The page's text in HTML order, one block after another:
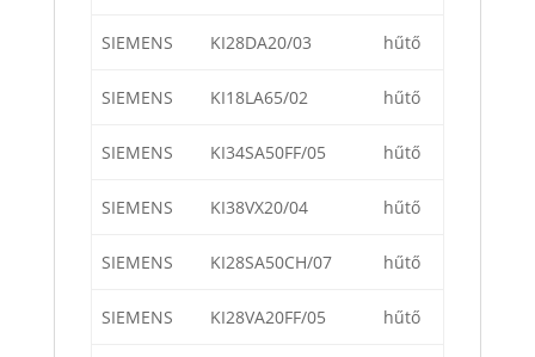
SIEMENS KI28DA20/03 hűtő
SIEMENS KI18LA65/02 hűtő
SIEMENS KI34SA50FF/05 hűtő
SIEMENS KI38VX20/04 hűtő
SIEMENS KI28SA50CH/07 hűtő
SIEMENS KI28VA20FF/05 hűtő